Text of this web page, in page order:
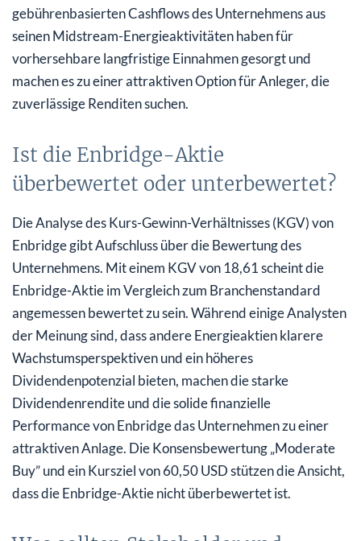
gebührenbasierten Cashflows des Unternehmens aus
seinen Midstream-Energieaktivitäten haben für
vorhersehbare langfristige Einnahmen gesorgt und
machen es zu einer attraktiven Option für Anleger, die
zuverlässige Renditen suchen.
Ist die Enbridge-Aktie
überbewertet oder unterbewertet?
Die Analyse des Kurs-Gewinn-Verhältnisses (KGV) von
Enbridge gibt Aufschluss über die Bewertung des
Unternehmens. Mit einem KGV von 18,61 scheint die
Enbridge-Aktie im Vergleich zum Branchenstandard
angemessen bewertet zu sein. Während einige Analysten
der Meinung sind, dass andere Energieaktien klarere
Wachstumsperspektiven und ein höheres
Dividendenpotenzial bieten, machen die starke
Dividendenrendite und die solide finanzielle
Performance von Enbridge das Unternehmen zu einer
attraktiven Anlage. Die Konsensbewertung „Moderate
Buy” und ein Kursziel von 60,50 USD stützen die Ansicht,
dass die Enbridge-Aktie nicht überbewertet ist.